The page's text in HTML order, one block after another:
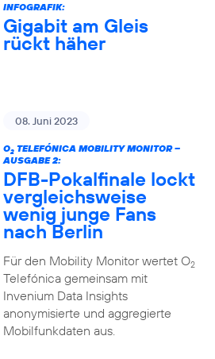
INFOGRAFIK:
Gigabit am Gleis
rückt häher
08. Juni 2023
O2TELEFÓNICA MOBILITY MONITOR –
AUSGABE 2:
DFB-Pokalfinale lockt
vergleichsweise
wenig junge Fans
nach Berlin
Für den Mobility Monitor wertet O2
Telefónica gemeinsam mit
Invenium Data Insights
anonymisierte und aggregierte
Mobilfunkdaten aus.